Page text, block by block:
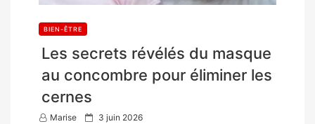
BIEN-ÊTRE
Les secrets révélés du masque
au concombre pour éliminer les
cernes
Marise
P 3 juin 2026